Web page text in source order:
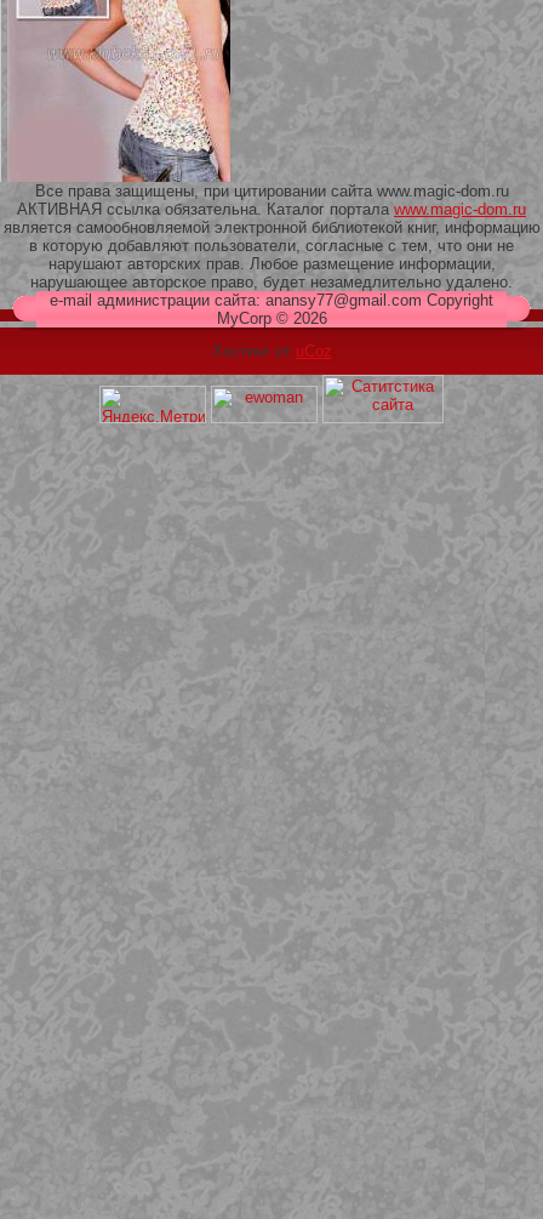
209 Белая кофта из ленточного
кружева
Все права защищены, при цитировании сайта www.magic-dom.ru
АКТИВНАЯ ссылка обязательна. Каталог портала www.magic-dom.ru
является самообновляемой электронной библиотекой книг, информацию
в которую добавляют пользователи, согласные с тем, что они не
нарушают авторских прав. Любое размещение информации,
нарушающее авторское право, будет незамедлительно удалено.
e-mail администрации сайта: anansy77@gmail.com Copyright
MyCorp © 2026
Хостинг от uCoz